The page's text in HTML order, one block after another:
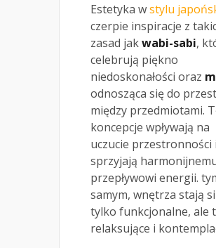
Estetyka wstylu
czerpie inspiracje z
zasad jakwabi-sabi,
celebrują piękno
niedoskonałości oraz
odnosząca się do
między przedmiotami.
koncepcje wpływają na
uczucie przestronności i
sprzyjają
przepływowi energii.
samym, wnętrza stają
tylko funkcjonalne, ale
relaksujące i